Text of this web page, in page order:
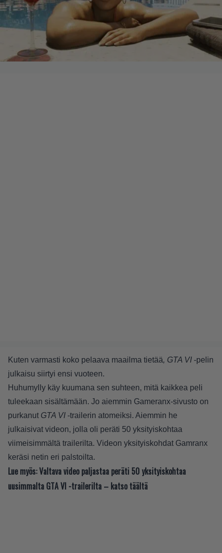
Kuten varmasti koko pelaava maailma tietää, GTA VI -pelin
julkaisu siirtyi ensi vuoteen.
Huhumylly käy kuumana sen suhteen, mitä kaikkea peli
tuleekaan sisältämään. Jo aiemmin Gameranx-sivusto on
purkanut GTA VI -trailerin atomeiksi. Aiemmin he
julkaisivat videon, jolla oli peräti 50 yksityiskohtaa
viimeisimmältä trailerilta. Videon yksityiskohdat Gamranx
keräsi netin eri palstoilta.
Lue myös:Valtava video paljastaa peräti 50 yksityiskohtaa
uusimmalta GTA VI -trailerilta – katso täältä